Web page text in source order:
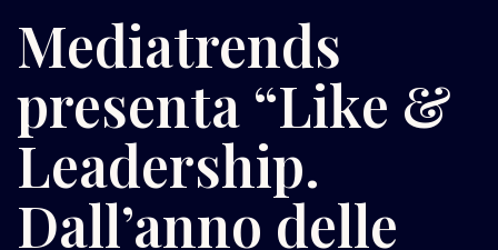
Mediatrends
presenta “Like &
Leadership.
Dall’anno delle